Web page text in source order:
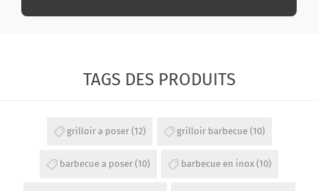
TAGS DES PRODUITS
grilloir a poser (12) grilloir barbecue (10)
barbecue a poser (10) barbecue en inox (10)